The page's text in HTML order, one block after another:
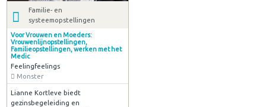
Familie- en
systeemopstellingen
Voor Vrouwen en Moeders:
Vrouwenlijnopstellingen,
Familieopstellingen, werken met het
Medic
Feelingfeelings
Monster
Lianne Kortleve biedt
gezinsbegeleiding en